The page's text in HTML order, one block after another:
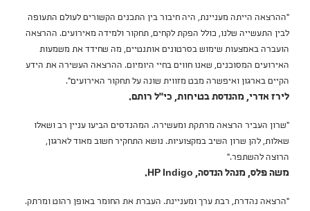
"ההרצאה הייתה מעניינת, היה חיבור בין התכנים הקשורים לעולם התעופה
לבין התעשייה שלנו, כולל הפקת לקחים, תחקור ולמידה מאירועים. ההרצאה
הועברה באמצעות שימוש בסרטונים אותנטיים, מה שחידד את משמעות
האירועים המסוכנים, שאנו חווים בחיי היומיום. ההרצאה העשירה את הידע
הקיים בארגון ואיפשרה מבט מזווית שונה על תחקור האירועים".
לירז אדרי, מהנדסת בטיחות, כי"ל רותם.
"שרון העביר הרצאה מרתקת ומעשירה. המהנדסים הביעו עניין רב ושאלו
שאלות, להן שרון השיב במקצועיות. נושא התחקיר חשוב מאוד לארגון,
הרוצה להשתפר."
משה פלס, מנהל הנדסה, HP Indigo.
"הרצאה נהדרת, רבת ערך ומעניינת. העברת את החומר באופן רהוט ומרתק.